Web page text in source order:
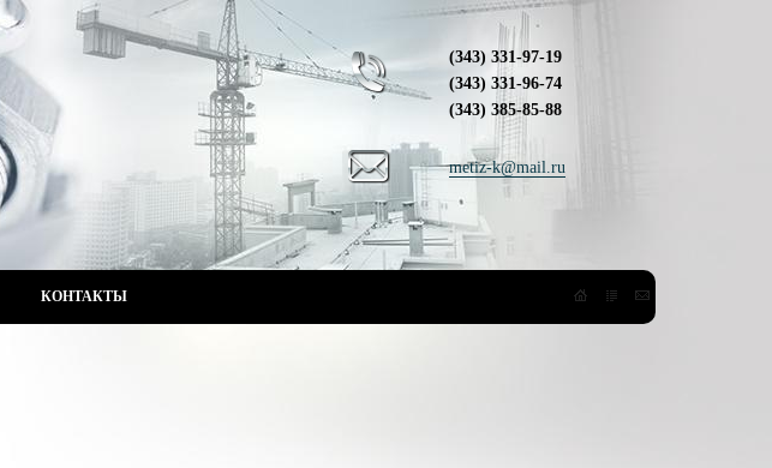
(343) 331-97-19
(343) 331-96-74
(343) 385-85-88
metiz-k@mail.ru
КОНТАКТЫ